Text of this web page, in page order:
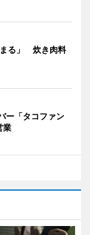
まる」 炊き肉料
ー「タコファン
業